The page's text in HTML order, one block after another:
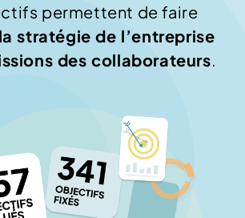
permettent de faire
stratégie de l’entreprise
des collaborateurs.